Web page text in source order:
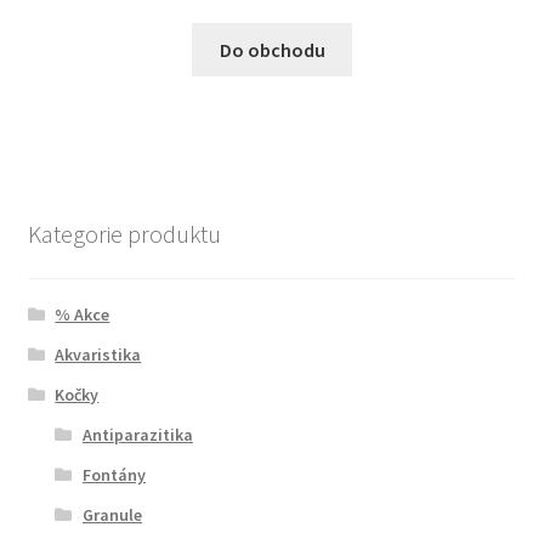
Do obchodu
Kategorie produktu
% Akce
Akvaristika
Kočky
Antiparazitika
Fontány
Granule